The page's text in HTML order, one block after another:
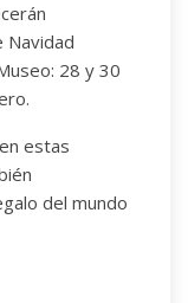
Navidad
28 y 30
estas
del mundo